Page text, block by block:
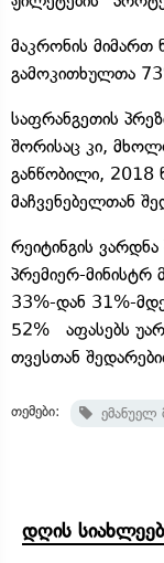
მაკრონის მიმართ
გამოკითხულთა
საფრანგეთის
შორისაც კი,
განწობილი, 2018
მაჩვენებელთან
რეიტინგის
პრემიერ-მინისტრ
33%-დან 31%-
52% აფასებს
თვესთან
თემები: ემანუელ
დღის